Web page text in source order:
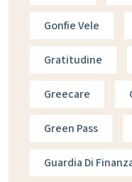
Gonfie Vele
Gratitudine
Greecare
Green Pass
Guardia Di